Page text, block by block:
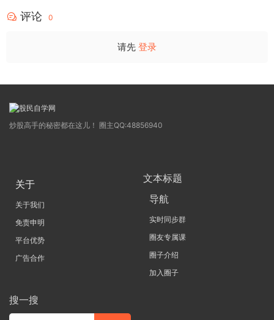
评论 0
请先 登录
炒股高手的秘密都在这儿！ 圈主QQ:48856940
关于
关于我们
免责申明
平台优势
广告合作
文本标题
导航
实时同步群
圈友专属课
圈子介绍
加入圈子
搜一搜